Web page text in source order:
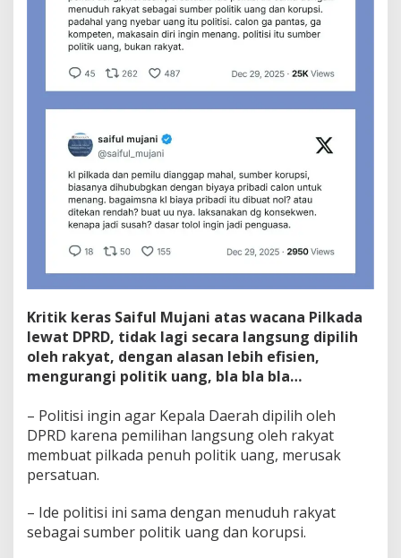
Kritik keras Saiful Mujani atas wacana Pilkada
lewat DPRD, tidak lagi secara langsung dipilih
oleh rakyat, dengan alasan lebih efisien,
mengurangi politik uang, bla bla bla…
– Politisi ingin agar Kepala Daerah dipilih oleh
DPRD karena pemilihan langsung oleh rakyat
membuat pilkada penuh politik uang, merusak
persatuan.
– Ide politisi ini sama dengan menuduh rakyat
sebagai sumber politik uang dan korupsi.